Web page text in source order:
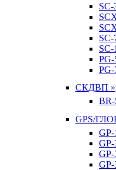
SC-
SC-
SC-
PG-
PG-
СКДВП »
BR-
GPS/
GP-
GP-
GP-
GP-